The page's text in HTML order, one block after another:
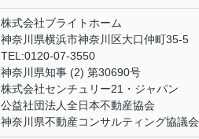
株式会社ブライトホーム
神奈川県横浜市神奈川区大口仲町35-5
TEL:0120-07-3550
神奈川県知事 (2) 第30690号
株式会社センチュリー21・ジャパン
公益社団法人全日本不動産協会
神奈川県不動産コンサルティング協議会